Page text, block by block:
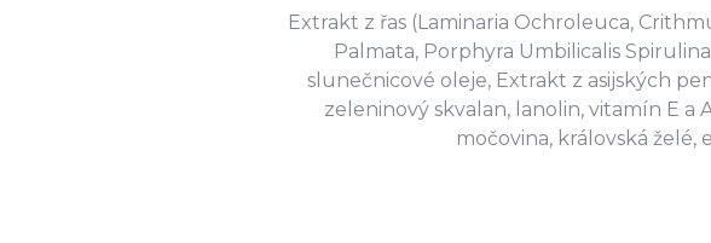
Extrakt z řas (Laminaria Ochroleuca,
Palmata, Porphyra Umbilicalis
slunečnicové oleje, Extrakt z asijských
zeleninový skvalan, lanolin, vitamín E a
močovina, královská